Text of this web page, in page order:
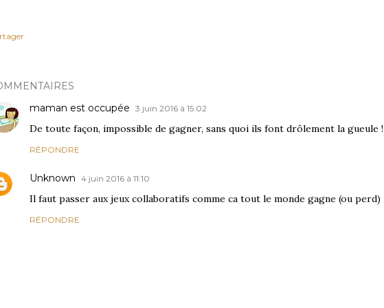
maman est occupée 3 juin 2016 à 15:02
De toute façon, impossible de gagner, sans quoi ils font drôlement la gueule !
RÉPONDRE
Unknown 4 juin 2016 à 11:10
Il faut passer aux jeux collaboratifs comme ca tout le monde gagne (ou perd)
RÉPONDRE